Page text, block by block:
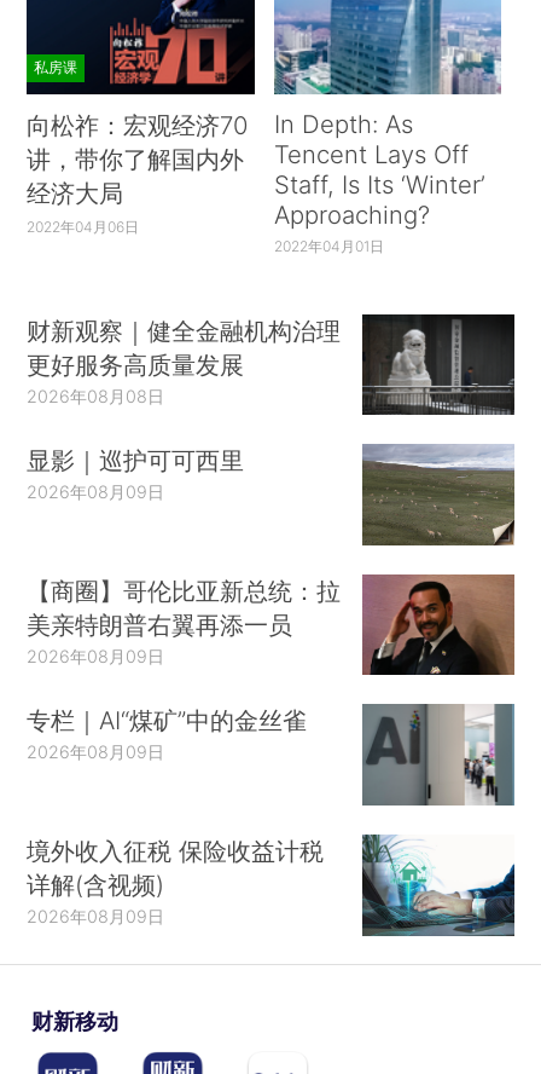
私房课
向松祚：宏观经济70
讲，带你了解国内外
经济大局
2022年04月06日
In Depth: As
Tencent Lays Off
Staff, Is Its ‘Winter’
Approaching?
2022年04月01日
财新观察｜健全金融机构治理
更好服务高质量发展
2026年08月08日
显影｜巡护可可西里
2026年08月09日
【商圈】哥伦比亚新总统：拉
美亲特朗普右翼再添一员
2026年08月09日
专栏｜AI“煤矿”中的金丝雀
2026年08月09日
境外收入征税 保险收益计税
详解(含视频)
2026年08月09日
财新移动